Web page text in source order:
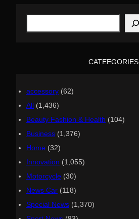
S
a
CATEEGORIES
accessory (62)
All (1,436)
Beauty Fashion & Health (104)
Business (1,376)
Home (32)
Innovation (1,055)
Motorcycle (30)
News Car (118)
Special News (1,370)